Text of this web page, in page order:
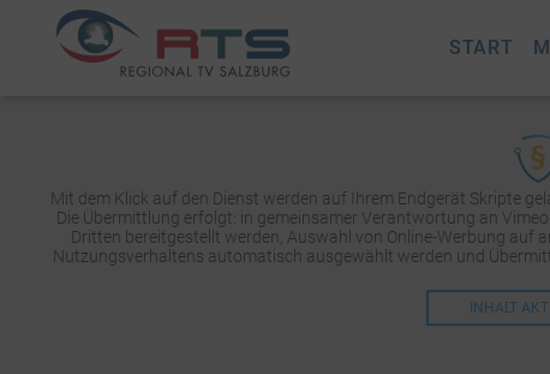
START
Mit dem Klick auf den Dienst werden auf Ihrem Endgerät Skripte
Die Übermittlung erfolgt: in gemeinsamer Verantwortung an
Dritten bereitgestellt werden, Auswahl von Online-Werbung auf
Nutzungsverhaltens automatisch ausgewählt werden und
INHALT